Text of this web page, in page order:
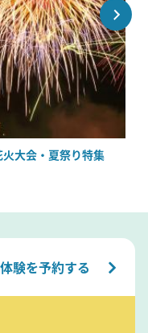
火大会・夏祭り特集
験を予約する